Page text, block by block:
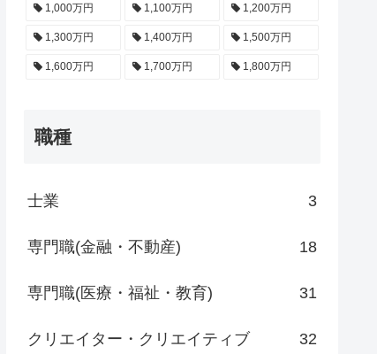
1,000万円 1,100万円 1,200万円
1,300万円 1,400万円 1,500万円
1,600万円 1,700万円 1,800万円
職種
士業 3
専門職(金融・不動産) 18
専門職(医療・福祉・教育) 31
クリエイター・クリエイティブ 32